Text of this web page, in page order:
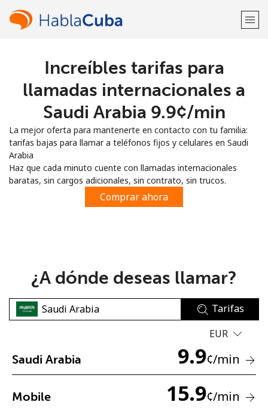
¡Bienvenido!
Regístrate con
o
No se ha creado una contraseña
Una letra mayúscula y una minúscula
Increíbles tarifas para
llamadas internacionales a
Saudi Arabia ⁦9.9¢⁩/min
La mejor oferta para mantenerte en contacto con tu familia:
tarifas bajas para llamar a teléfonos fijos y celulares en Saudi
Arabia
Haz que cada minuto cuente con llamadas internacionales
baratas, sin cargos adicionales, sin contrato, sin trucos.
Comprar ahora
¿A dónde deseas llamar?
Tarifas
EUR
Saudi Arabia 9.9¢/min
Mobile 15.9¢/min